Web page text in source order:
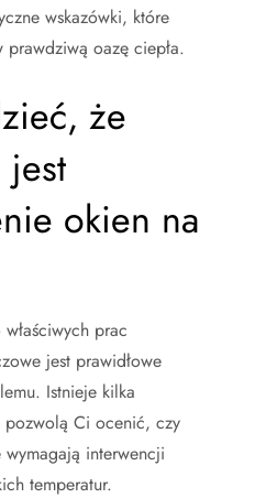
wskazówki, które
oazę ciepła.
że
okien na
prac
jest prawidłowe
Istnieje kilka
pozwolą Ci ocenić, czy
interwencji
temperatur.